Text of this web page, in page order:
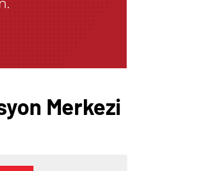
Merkezi